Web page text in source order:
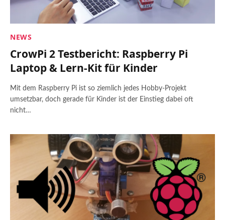
NEWS
CrowPi 2 Testbericht: Raspberry Pi
Laptop & Lern-Kit für Kinder
Mit dem Raspberry Pi ist so ziemlich jedes Hobby-Projekt
umsetzbar, doch gerade für Kinder ist der Einstieg dabei oft
nicht…